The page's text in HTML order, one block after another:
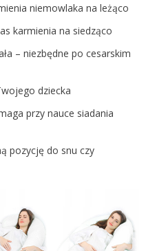
niemowlaka na leżąco
karmienia na siedząco
– niezbędne po cesarskim
dziecka
przy nauce siadania
pozycję do snu czy